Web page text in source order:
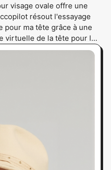
visage ovale offre une
résout l'essayage
pour ma tête grâce à une
virtuelle de la tête pour les